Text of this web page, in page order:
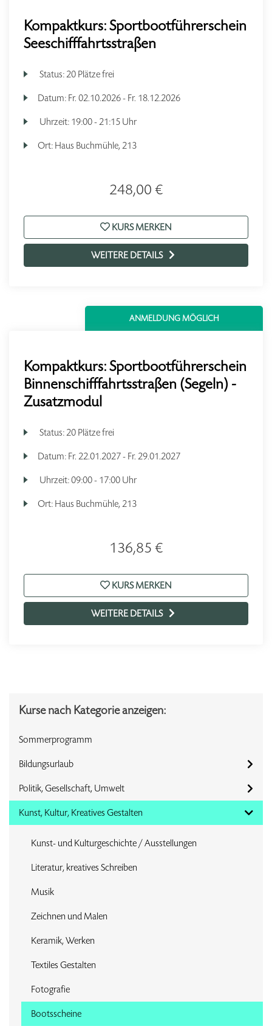
Kompaktkurs: Sportbootführerschein
Seeschifffahrtsstraßen
Status:20 Plätze frei
Datum: Fr. 02.10.2026 - Fr. 18.12.2026
Uhrzeit: 19:00 - 21:15 Uhr
Ort: Haus Buchmühle, 213
248,00 €
KURS MERKEN
WEITERE DETAILS
ANMELDUNG MÖGLICH
Kompaktkurs: Sportbootführerschein
Binnenschifffahrtsstraßen (Segeln) -
Zusatzmodul
Status:20 Plätze frei
Datum: Fr. 22.01.2027 - Fr. 29.01.2027
Uhrzeit:09:00 - 17:00 Uhr
Ort: Haus Buchmühle, 213
136,85 €
KURS MERKEN
WEITERE DETAILS
Kurse nach Kategorie anzeigen:
Sommerprogramm
Bildungsurlaub
Politik, Gesellschaft, Umwelt
Kunst, Kultur, Kreatives Gestalten
Kunst- und Kulturgeschichte / Ausstellungen
Literatur, kreatives Schreiben
Musik
Zeichnen und Malen
Keramik, Werken
Textiles Gestalten
Fotografie
Bootsscheine